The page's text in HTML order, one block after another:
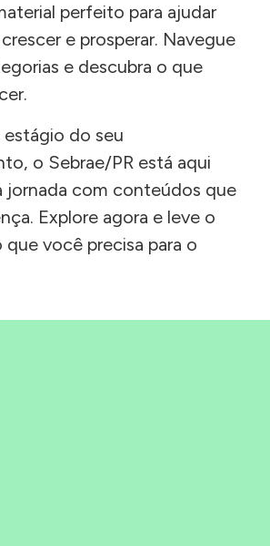
perfeito para ajudar
e prosperar. Navegue
e descubra o que
do seu
o Sebrae/PR está aqui
jornada com conteúdos que
Explore agora e leve o
você precisa para o